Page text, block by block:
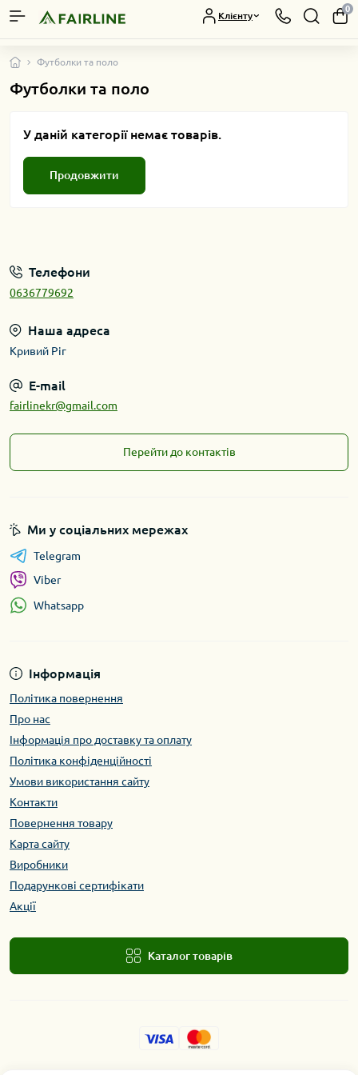
Клієнту
0
Футболки та поло
Футболки та поло
У даній категорії немає товарів.
Продовжити
Телефони
0636779692
Наша адреса
Кривий Ріг
E-mail
fairlinekr@gmail.com
Перейти до контактів
Інформація
Політика повернення
Про нас
Інформація про доставку та оплату
Політика конфіденційності
Умови використання сайту
Контакти
Повернення товару
Карта сайту
Виробники
Подарункові сертифікати
Акції
Каталог товарів
Ми у соціальних мережах
Telegram
Viber
Whatsapp